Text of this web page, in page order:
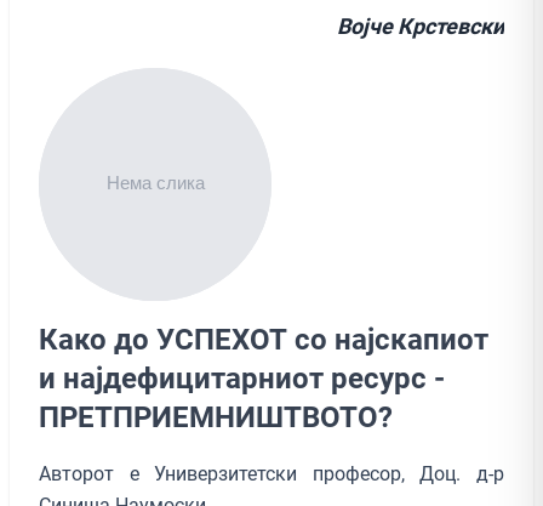
Војче Крстевски
Како до УСПЕХОТ со најскапиот
и најдефицитарниот ресурс -
ПРЕТПРИЕМНИШТВОТО?
Авторот е Универзитетски професор, Доц. д-р